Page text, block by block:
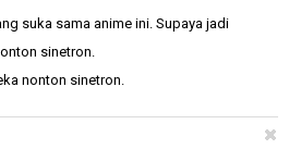
suka sama anime ini. Supaya jadi
sinetron.
nonton sinetron.